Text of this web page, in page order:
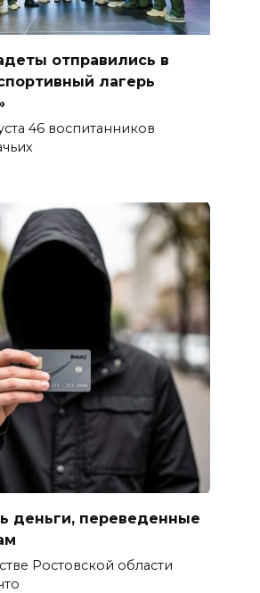
отправились в
лагерь
46 воспитанников
деньги, переведенные
Ростовской области